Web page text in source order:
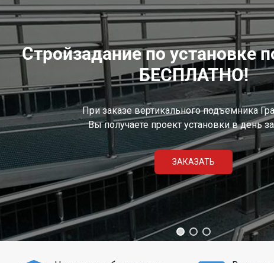
Стройзадание по установке
БЕСПЛАТНО!
При заказе вертикального подъемника
Вы получаете проект установки в день
ЗАКАЗАТЬ